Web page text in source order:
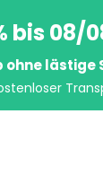
bis 08/
ohne lästige